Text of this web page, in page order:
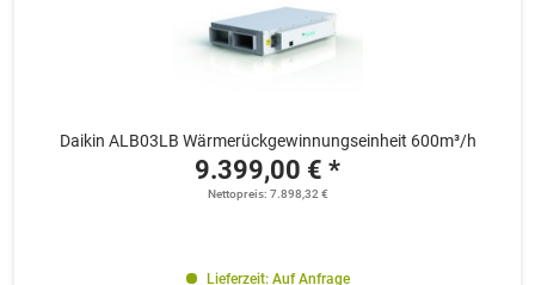
Daikin ALB03LB Wärmerückgewinnungseinheit 600m³/h
9.399,00 € *
Nettopreis: 7.898,32 €
Lieferzeit: Auf Anfrage